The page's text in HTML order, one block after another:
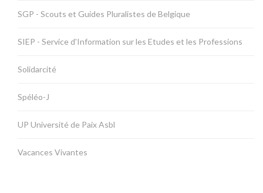
SGP - Scouts et Guides Pluralistes de Belgique
SIEP - Service d'Information sur les Etudes et les Professions
Solidarcité
Spéléo-J
UP Université de Paix Asbl
Vacances Vivantes